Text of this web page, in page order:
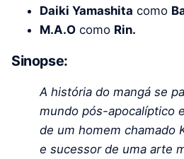
Daiki Yamashita como
M.A.O como Rin.
Sinopse:
A história do mangá se
mundo pós-apocalíptico
de um homem chamado
e sucessor de uma arte